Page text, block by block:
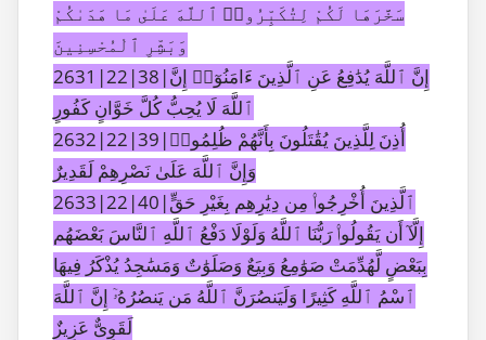
سَخَّرَهَا لَكُمْ لِتُكَبِّرُوا۟ ٱللَّهَ عَلَىٰ مَا هَدَىٰكُمْ
وَبَشِّرِ ٱلْمُحْسِنِينَ
2631|22|38|إِنَّ ٱللَّهَ يُدَٰفِعُ عَنِ ٱلَّذِينَ ءَامَنُوٓا۟ إِنَّ
ٱللَّهَ لَا يُحِبُّ كُلَّ خَوَّانٍ كَفُورٍ
2632|22|39|أُذِنَ لِلَّذِينَ يُقَٰتَلُونَ بِأَنَّهُمْ ظُلِمُوا۟
وَإِنَّ ٱللَّهَ عَلَىٰ نَصْرِهِمْ لَقَدِيرٌ
2633|22|40|ٱلَّذِينَ أُخْرِجُوا۟ مِن دِيَٰرِهِم بِغَيْرِ حَقٍّ
إِلَّآ أَن يَقُولُوا۟ رَبُّنَا ٱللَّهُ وَلَوْلَا دَفْعُ ٱللَّهِ ٱلنَّاسَ بَعْضَهُم
بِبَعْضٍ لَّهُدِّمَتْ صَوَٰمِعُ وَبِيَعٌ وَصَلَوَٰتٌ وَمَسَٰجِدُ يُذْكَرُ فِيهَا
ٱسْمُ ٱللَّهِ كَثِيرًا وَلَيَنصُرَنَّ ٱللَّهُ مَن يَنصُرُهُۥٓ إِنَّ ٱللَّهَ
لَقَوِىٌّ عَزِيزٌ